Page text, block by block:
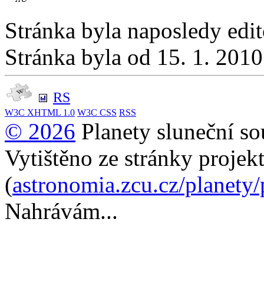
Stránka byla naposledy
Stránka byla od 15. 1.
RS
W3C XHTML 1.0 W3C CSS RSS
© 2026 Planety sluneční
Vytištěno ze stránky
(astronomia.zcu.cz/
Nahrávám...